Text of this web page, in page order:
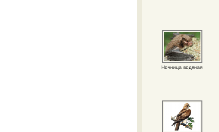
Ночница водяная